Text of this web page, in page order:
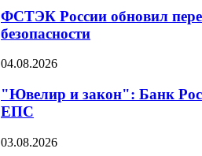
ФСТЭК России обновил
безопасности
04.08.2026
"Ювелир и закон": Банк
ЕПС
03.08.2026